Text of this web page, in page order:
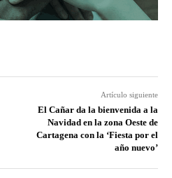
Artículo siguiente
El Cañar da la bienvenida a la
Navidad en la zona Oeste de
Cartagena con la ‘Fiesta por el
año nuevo’